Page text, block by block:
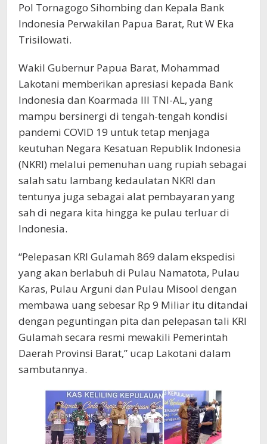
Pol Tornagogo Sihombing dan Kepala Bank
Indonesia Perwakilan Papua Barat, Rut W Eka
Trisilowati.
Wakil Gubernur Papua Barat, Mohammad
Lakotani memberikan apresiasi kepada Bank
Indonesia dan Koarmada III TNI-AL, yang
mampu bersinergi di tengah-tengah kondisi
pandemi COVID 19 untuk tetap menjaga
keutuhan Negara Kesatuan Republik Indonesia
(NKRI) melalui pemenuhan uang rupiah sebagai
salah satu lambang kedaulatan NKRI dan
tentunya juga sebagai alat pembayaran yang
sah di negara kita hingga ke pulau terluar di
Indonesia.
“Pelepasan KRI Gulamah 869 dalam ekspedisi
yang akan berlabuh di Pulau Namatota, Pulau
Karas, Pulau Arguni dan Pulau Misool dengan
membawa uang sebesar Rp 9 Miliar itu ditandai
dengan peguntingan pita dan pelepasan tali KRI
Gulamah secara resmi mewakili Pemerintah
Daerah Provinsi Barat,” ucap Lakotani dalam
sambutannya.